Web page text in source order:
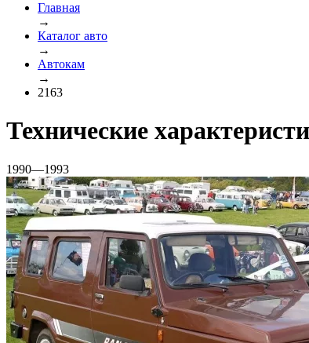
Главная
→
Каталог авто
→
Автокам
→
2163
Технические
1990—1993